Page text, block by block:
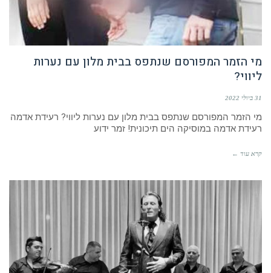
מי הזמר המפורסם שנתפס בבית מלון עם נערות
ליווי?
31 ביולי 2022
מי הזמר המפורסם שנתפס בבית מלון עם נערות ליווי? רעידת אדמה
רעידת אדמה במוסיקה הים תיכונית! זמר ידוע
קרא עוד ←